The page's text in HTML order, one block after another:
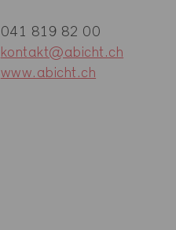
041 819 82 00
kontakt@abicht.ch
www.abicht.ch